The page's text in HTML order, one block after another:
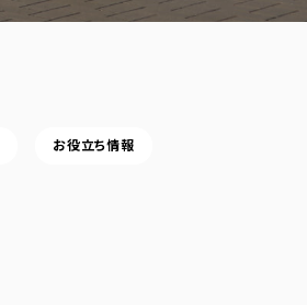
お役立ち情報